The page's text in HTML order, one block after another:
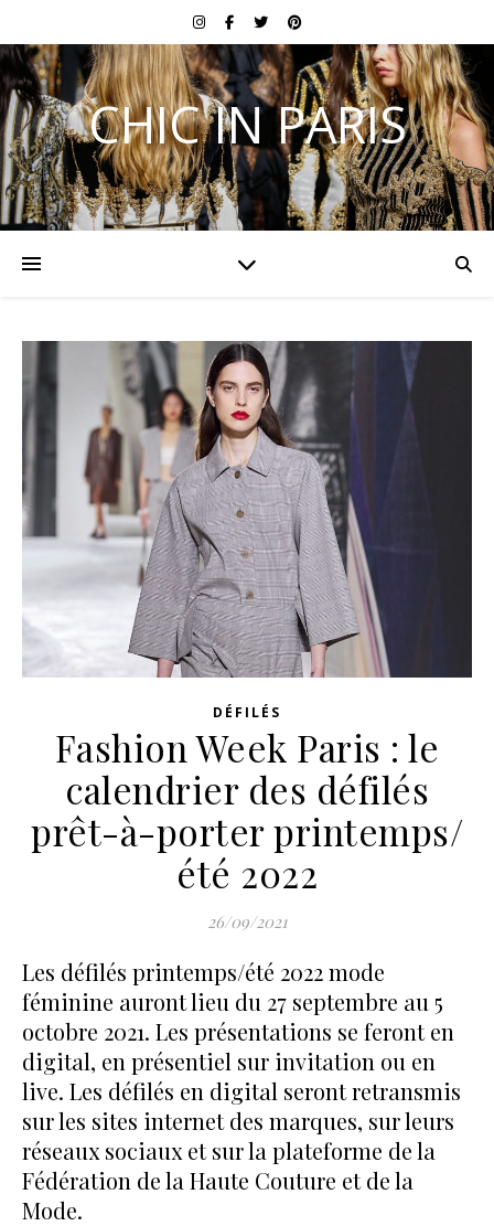
CHIC IN PARIS
DÉFILÉS
Fashion Week Paris : le
calendrier des défilés
prêt-à-porter printemps/
été 2022
26/09/2021
Les défilés printemps/été 2022 mode
féminine auront lieu du 27 septembre au 5
octobre 2021. Les présentations se feront en
digital, en présentiel sur invitation ou en
live. Les défilés en digital seront retransmis
sur les sites internet des marques, sur leurs
réseaux sociaux et sur la plateforme de la
Fédération de la Haute Couture et de la
Mode.